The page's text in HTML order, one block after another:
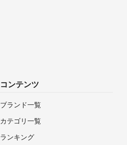
コンテンツ
ブランド一覧
カテゴリ一覧
ランキング